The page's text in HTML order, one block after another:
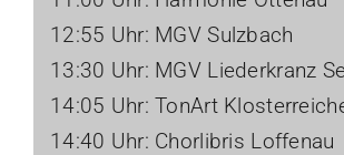
12:55 Uhr: MGV Sulzbach
13:30 Uhr: MGV Liederkranz
14:05 Uhr: TonArt
14:40 Uhr: Chorlibris Loffenau